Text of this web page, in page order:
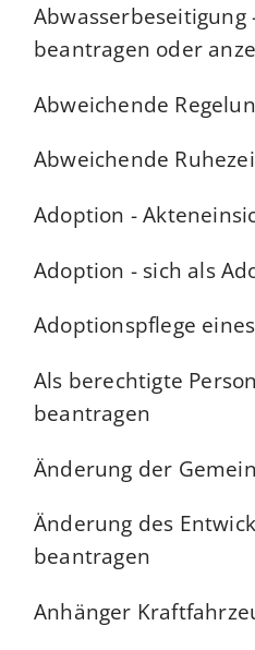
Abwasserbeseitigung
beantragen oder
Abweichende
Abweichende
Adoption -
Adoption - sich als
Adoptionspflege
Als berechtigte
beantragen
Änderung der
Änderung des
beantragen
Anhänger